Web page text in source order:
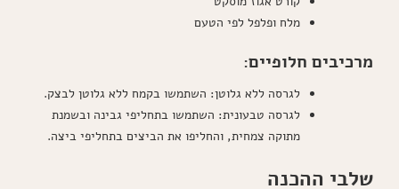
מלח ופלפל לפי הטעם
מרכיבים חלופיים:
לגרסה ללא גלוטן: השתמשו בקמח ללא גלוטן לבצק.
לגרסה טבעונית: השתמשו בתחליפי גבינה ובשמנת
מתוקה צמחית, והחליפו את הביצים בתחליפי ביצה.
שלבי ההכנה